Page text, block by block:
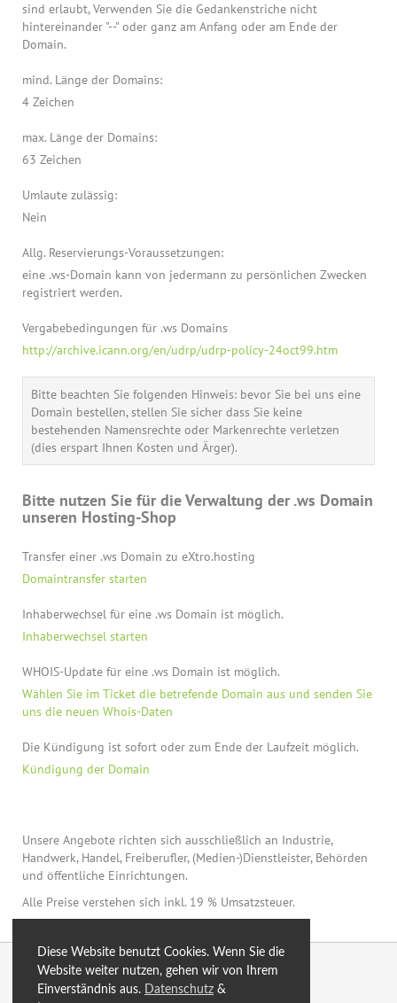
Diese Website benutzt Cookies. Wenn Sie die
Website weiter nutzen, gehen wir von Ihrem
Einverständnis aus. Datenschutz &
sind erlaubt, Verwenden Sie die Gedankenstriche nicht
hintereinander "--" oder ganz am Anfang oder am Ende der
Domain.
mind. Länge der Domains:
4 Zeichen
max. Länge der Domains:
63 Zeichen
Umlaute zulässig:
Nein
Allg. Reservierungs-Voraussetzungen:
eine .ws-Domain kann von jedermann zu persönlichen Zwecken
registriert werden.
Vergabebedingungen für .ws Domains
http://archive.icann.org/en/udrp/udrp-policy-24oct99.htm
Bitte beachten Sie folgenden Hinweis: bevor Sie bei uns eine
Domain bestellen, stellen Sie sicher dass Sie keine
bestehenden Namensrechte oder Markenrechte verletzen
(dies erspart Ihnen Kosten und Ärger).
Bitte nutzen Sie für die Verwaltung der .ws Domain
unseren Hosting-Shop
Transfer einer .ws Domain zu eXtro.hosting
Domaintransfer starten
Inhaberwechsel für eine .ws Domain ist möglich.
Inhaberwechsel starten
WHOIS-Update für eine .ws Domain ist möglich.
Wählen Sie im Ticket die betrefende Domain aus und senden Sie
uns die neuen Whois-Daten
Die Kündigung ist sofort oder zum Ende der Laufzeit möglich.
Kündigung der Domain
Unsere Angebote richten sich ausschließlich an Industrie,
Handwerk, Handel, Freiberufler, (Medien-)Dienstleister, Behörden
und öffentliche Einrichtungen.
Alle Preise verstehen sich inkl. 19 % Umsatzsteuer.
© 2026 by eXtro.hosting